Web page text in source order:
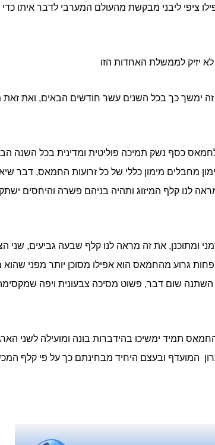
ליבני מבקשת מהעולם המערבי לדבר איתו כדי
יזיק לממשלת האחדות הזו
ימשך כך בכל השנים עשר חודשים הבאים, ואת זאת
כסף נשק תמיכה פוליטית ומדינית בכל השנה
מחבלים מימון כללי של כל זרועות החמאס, דבר
לנו קלף המיזוג ותהיה בניהם פשרה והיחסים
ומתוכנן, את זה מראה לנו קלף שבעה גביעים, שני
גרוע מהחמאס הוא אפילו מסוכן יותר מפני
השתנה שום דבר, פשוט מסיכה צבעונית ויפה
תמיד ימשיכו בהידברות בונה ומועילה לשני
המועדף ובעצם היחיד מבחינתם כך על פי קלף